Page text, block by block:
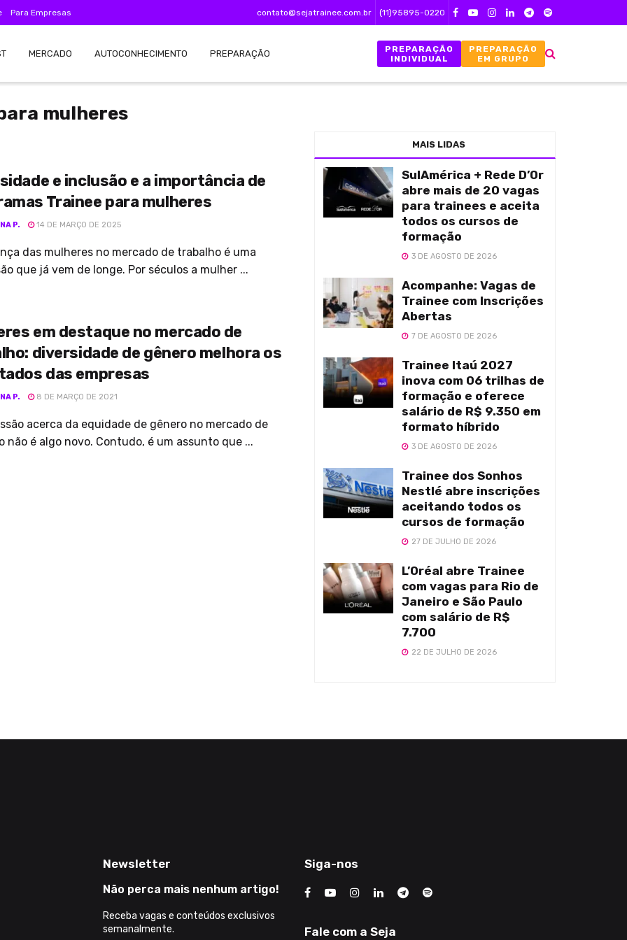
Para Empresas contato@sejatrainee.com.br (11)95895-0220
MERCADO AUTOCONHECIMENTO PREPARAÇÃO
PREPARAÇÃO
INDIVIDUAL
PREPARAÇÃO
EM GRUPO
mulheres
e inclusão e a importância de
Trainee para mulheres
P. 14 DE MARÇO DE 2025
das mulheres no mercado de trabalho é uma
que já vem de longe. Por séculos a mulher ...
em destaque no mercado de
diversidade de gênero melhora os
das empresas
P. 8 DE MARÇO DE 2021
acerca da equidade de gênero no mercado de
não é algo novo. Contudo, é um assunto que ...
MAIS LIDAS
SulAmérica + Rede D’Or
abre mais de 20 vagas
para trainees e aceita
todos os cursos de
formação
3 DE AGOSTO DE 2026
Acompanhe: Vagas de
Trainee com Inscrições
Abertas
7 DE AGOSTO DE 2026
Trainee Itaú 2027
inova com 06 trilhas de
formação e oferece
salário de R$ 9.350 em
formato híbrido
3 DE AGOSTO DE 2026
Trainee dos Sonhos
Nestlé abre inscrições
aceitando todos os
cursos de formação
27 DE JULHO DE 2026
L’Oréal abre Trainee
com vagas para Rio de
Janeiro e São Paulo
com salário de R$
7.700
22 DE JULHO DE 2026
Newsletter
Não perca mais nenhum artigo!
Receba vagas e conteúdos exclusivos
semanalmente.
Siga-nos
Fale com a Seja